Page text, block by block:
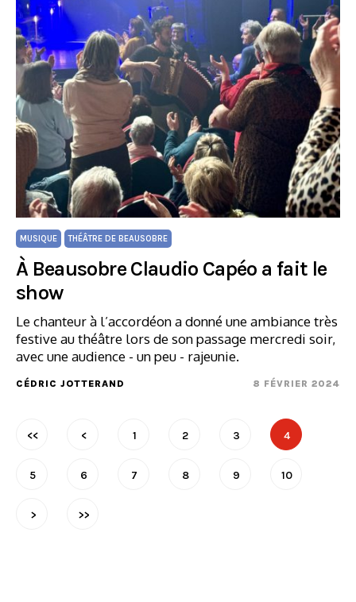
MUSIQUE THÉÂTRE DE BEAUSOBRE
À Beausobre Claudio Capéo a fait le
show
Le chanteur à l’accordéon a donné une ambiance très
festive au théâtre lors de son passage mercredi soir,
avec une audience - un peu - rajeunie.
CÉDRIC JOTTERAND 8 FÉVRIER 2024
<< < 1 2 3 4
5 6 7 8 9 10
> >>